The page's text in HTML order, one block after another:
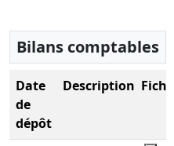
Bilans comptables
Date
de
dépôt
Description Fichier